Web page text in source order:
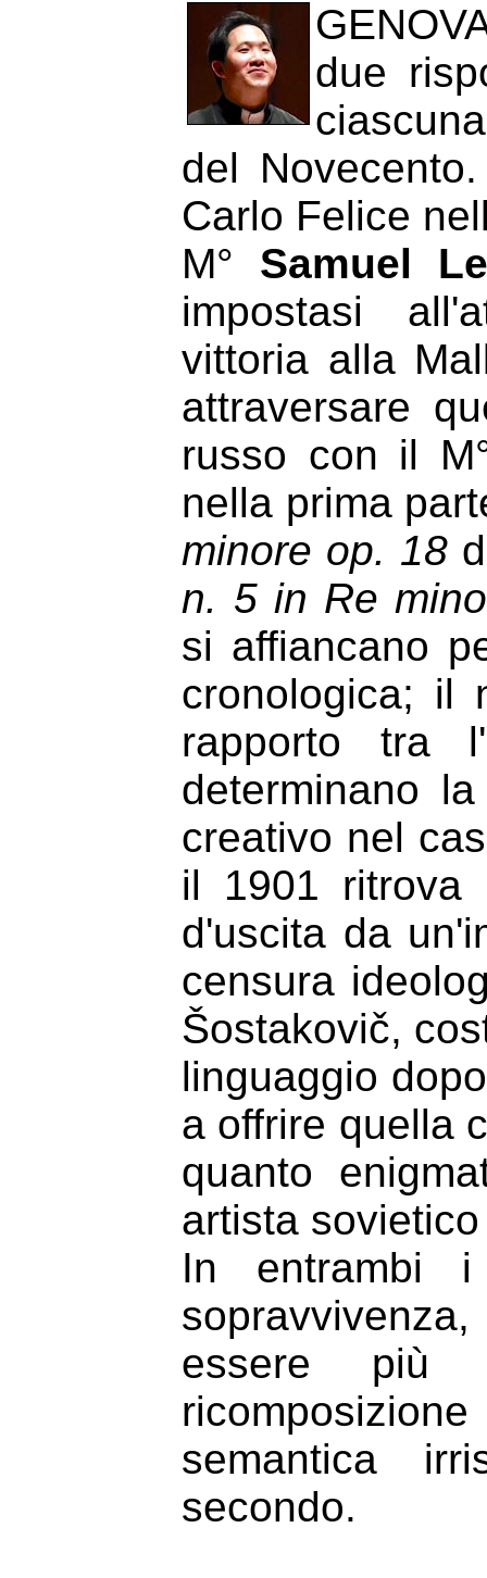
due
del
Carlo Felice
M° Samuel
impostasi
vittoria alla
attraversare
russo con il
nella prima
minore op. 18
n. 5 in Re
si affiancano
cronologica; il
rapporto tra
determinano
creativo nel
il 1901
d'uscita da
censura
Šostakovič,
linguaggio
a offrire quella
quanto
artista
In entrambi
essere più
semantica
secondo.